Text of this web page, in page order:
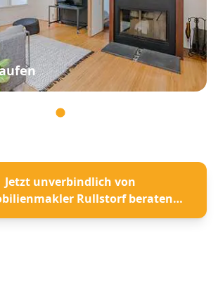
Jetzt unverbindlich von
Rullstorf beraten
lassen